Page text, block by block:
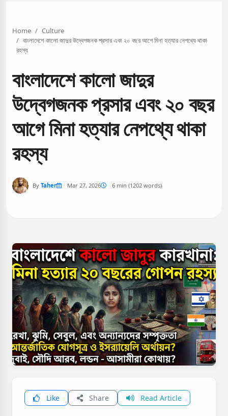
Home
Culture
বাংলাদেশে কালো জাদুর উদ্বেগজনক প্রসার এবং ২০ বছর আগে মিনা হত্যার নেপথ্যে থাকা
রহস্য
বাংলাদেশে কালো জাদুর
উদ্বেগজনক প্রসার এবং ২০ বছর
আগে মিনা হত্যার নেপথ্যে থাকা
রহস্য
By Taher Mar 27, 2026 6 min (1202 words)
Like Share Read Article